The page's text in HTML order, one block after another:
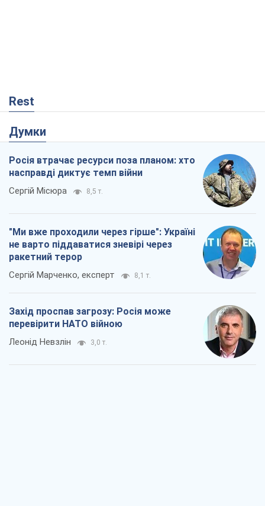
Rest
Думки
Росія втрачає ресурси поза планом: хто
насправді диктує темп війни
Сергій Місюра 8,5 т.
"Ми вже проходили через гірше": Україні
не варто піддаватися зневірі через
ракетний терор
Сергій Марченко, експерт 8,1 т.
Захід проспав загрозу: Росія може
перевірити НАТО війною
Леонід Невзлін 3,0 т.